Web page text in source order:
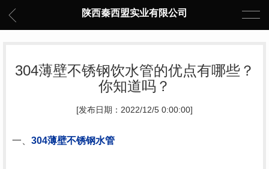
陕西秦西盟实业有限公司
304薄壁不锈钢饮水管的优点有哪些？
你知道吗？
[发布日期：2022/12/5 0:00:00]
一、 304薄壁不锈钢水管